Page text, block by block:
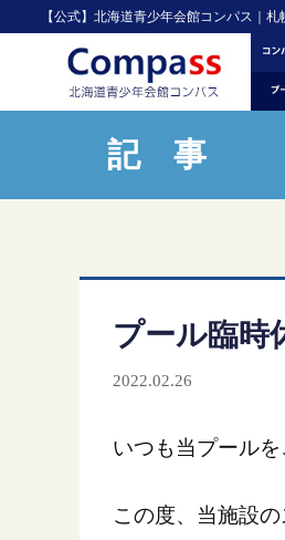
【公式】北海道青少年会館コンパス｜
記 事
プール臨時
2022.02.26
いつも当プール
この度、当施設